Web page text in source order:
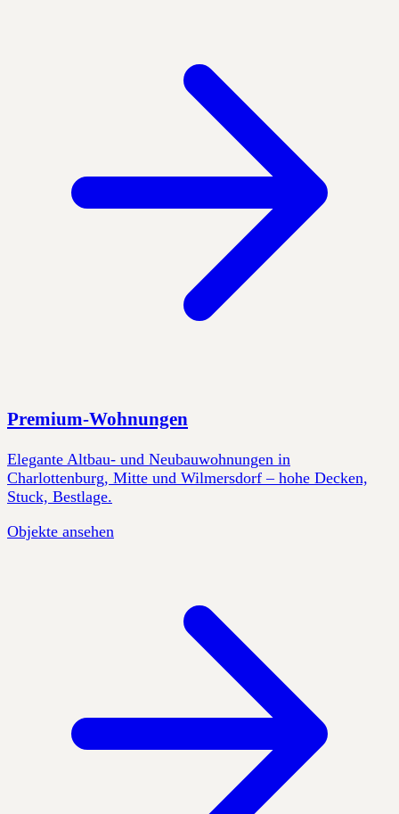
Premium-Wohnungen
Elegante Altbau- und Neubauwohnungen in
Charlottenburg, Mitte und Wilmersdorf – hohe Decken,
Stuck, Bestlage.
Objekte ansehen